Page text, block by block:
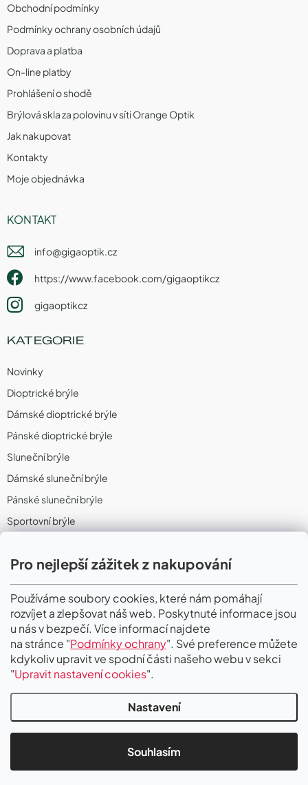
Pro nejlepší zážitek z nakupování
Používáme soubory cookies, které nám pomáhají
rozvíjet a zlepšovat náš web. Poskytnuté informace jsou
u nás v bezpečí. Více informací najdete
na stránce "Podmínky ochrany". Své preference můžete
kdykoliv upravit ve spodní části našeho webu v sekci
"Upravit nastavení cookies".
Nastavení
Souhlasím
Obchodní podmínky
Podmínky ochrany osobních údajů
Doprava a platba
On-line platby
Prohlášení o shodě
Brýlová skla za polovinu v síti Orange Optik
Jak nakupovat
Kontakty
Moje objednávka
KONTAKT
info@gigaoptik.cz
https://www.facebook.com/gigaoptikcz
gigaoptikcz
KATEGORIE
Novinky
Dioptrické brýle
Dámské dioptrické brýle
Pánské dioptrické brýle
Sluneční brýle
Dámské sluneční brýle
Pánské sluneční brýle
Sportovní brýle
Sportovní dioptrické brýle
II. Jakost
PŘIJÍMÁME ONLINE PLATBY
Copyright 2026Gigaoptik. Všechna práva vyhrazena.Upravit nastavení
cookies